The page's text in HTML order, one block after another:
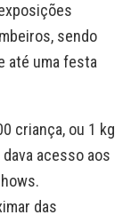
sendo
até uma festa
criança, ou 1 kg
acesso aos
das